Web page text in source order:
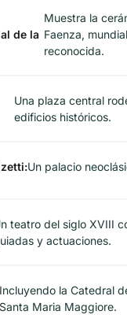
de la
Muestra la
Faenza,
reconocida.
Una plaza central
edificios históricos.
Un palacio
teatro del siglo XVIII
y actuaciones.
Incluyendo la Catedral
Santa Maria Maggiore.